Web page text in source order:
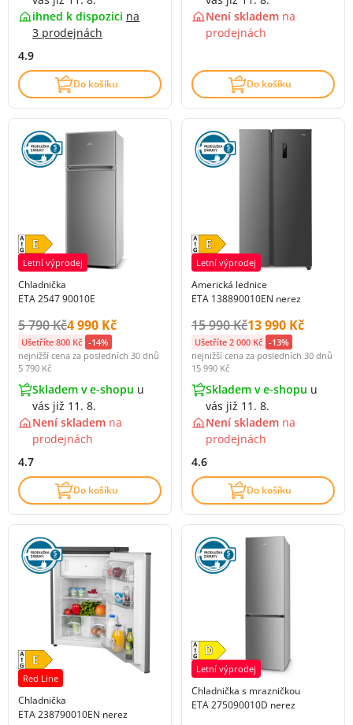
ihned k dispozici na
3 prodejnách
4.9
Do košíku
Není skladem na
prodejnách
Do košíku
Letní výprodej
Chladnička
ETA 2547 90010E
Původní cena s DPH:
5 790 KčCena s DPH:
4 990 Kč
Ušetříte 800 Kč -14%
nejnižší cena za posledních 30 dnů
5 790 Kč
Skladem v e-shopu u
vás již 11. 8.
Není skladem na
prodejnách
4.7
Do košíku
Letní výprodej
Americká lednice
ETA 138890010EN nerez
Původní cena s DPH:
15 990 KčCena s DPH:
13 990 Kč
Ušetříte 2 000 Kč -13%
nejnižší cena za posledních 30 dnů
15 990 Kč
Skladem v e-shopu u
vás již 11. 8.
Není skladem na
prodejnách
4.6
Do košíku
Red Line
Chladnička
ETA 238790010EN nerez
Letní výprodej
Chladnička s mrazničkou
ETA 275090010D nerez